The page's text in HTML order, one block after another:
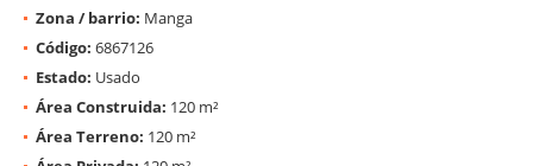
Zona / barrio: Manga
Código: 6867126
Estado: Usado
Área Construida: 120 m²
Área Terreno: 120 m²